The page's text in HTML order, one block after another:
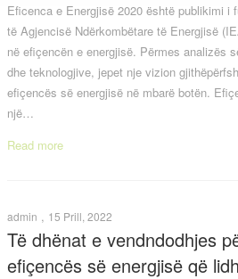
Eficenca e Energjisë 2020 është publikimi i
të Agjencisë Ndërkombëtare të Energjisë
në efiçencën e energjisë. Përmes analizës
dhe teknologjive, jepet nje vizion
efiçencës së energjisë në mbarë botën.
një…
Read more
admin , 15 Prill, 2022
Të dhënat e vendndodhjes
efiçencës së energjisë që